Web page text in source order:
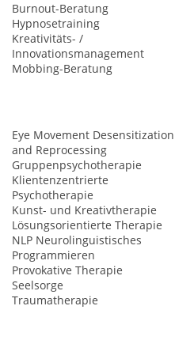
Burnout-Beratung
Hypnosetraining
Kreativitäts- /
Innovationsmanagement
Mobbing-Beratung
Eye Movement Desensitization
and Reprocessing
Gruppenpsychotherapie
Klientenzentrierte
Psychotherapie
Kunst- und Kreativtherapie
Lösungsorientierte Therapie
NLP Neurolinguistisches
Programmieren
Provokative Therapie
Seelsorge
Traumatherapie